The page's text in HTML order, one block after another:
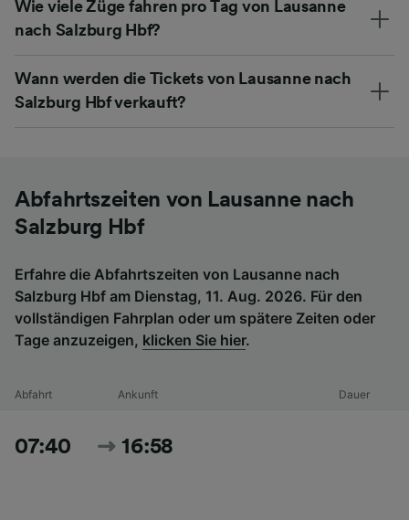
Wie viele Züge fahren pro Tag von Lausanne
nach Salzburg Hbf?
Wann werden die Tickets von Lausanne nach
Salzburg Hbf verkauft?
Abfahrtszeiten von Lausanne nach
Salzburg Hbf
Erfahre die Abfahrtszeiten von Lausanne nach
Salzburg Hbf am Dienstag, 11. Aug. 2026. Für den
vollständigen Fahrplan oder um spätere Zeiten oder
Tage anzuzeigen, klicken Sie hier.
Abfahrt Ankunft Dauer
07:40 16:58